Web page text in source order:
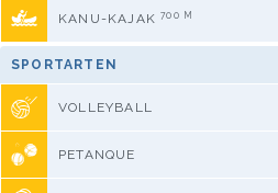
KANU-KAJAK 700 M
SPORTARTEN
VOLLEYBALL
PETANQUE